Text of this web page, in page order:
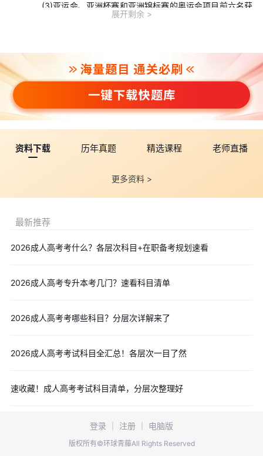
(3)亚运会、亚洲杯赛和亚洲锦标赛的奥运会项目前六名获
获得者、非奥运会项目冠军获得者;
(5)普通高职(专科)毕业生服义务兵役退役或参加“选聘高校
毕业生到村任职”、“三支一扶”(支教、支农、支医和扶贫)、“大学生
志愿服务西部计划”、“农村义务教育阶段学校教师特设岗位计划”等
项目服务期满并考核合格者。
校。
8.填报艺术和体育类别志愿的考生，需参加
2014年成人高考报考指南
展开剩余
资料下载 历年真题 精选课程 老师直播
更多资料 >
最新推荐
2026成人高考考什么？各层次科目+在职备考规划速看
2026成人高考专升本考几门？速看科目清单
2026成人高考考哪些科目？分层次详解来了
2026成人高考考试科目全汇总！各层次一目了然
速收藏！成人高考考试科目清单，分层次整理好
登录 注册 电脑版
版权所有©环球青藤All Rights Reserved